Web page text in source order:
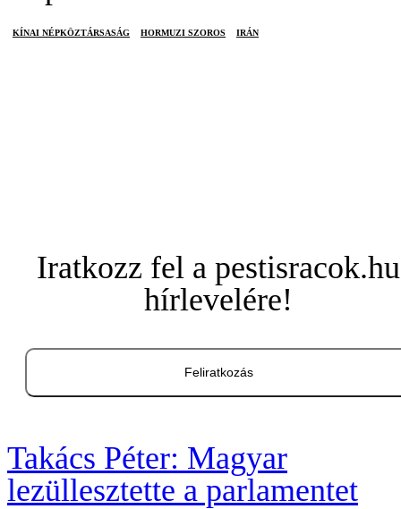
KÍNAI NÉPKÖZTÁRSASÁG HORMUZI SZOROS IRÁN
Iratkozz fel a pestisracok.hu
hírlevelére!
Feliratkozás
Takács Péter: Magyar
lezüllesztette a parlamentet